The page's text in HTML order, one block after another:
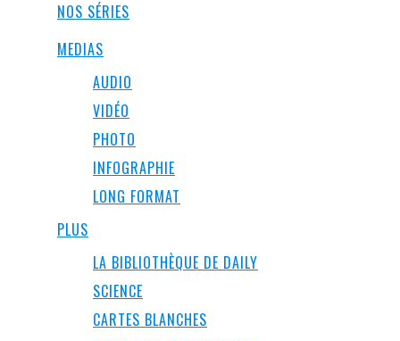
NOS SÉRIES
MEDIAS
AUDIO
VIDÉO
PHOTO
INFOGRAPHIE
LONG FORMAT
PLUS
LA BIBLIOTHÈQUE DE DAILY
SCIENCE
CARTES BLANCHES